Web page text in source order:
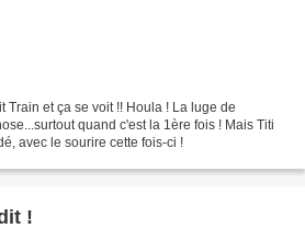
Train et ça se voit !! Houla ! La luge de
quand c'est la 1ère fois ! Mais Titi
avec le sourire cette fois-ci !
!